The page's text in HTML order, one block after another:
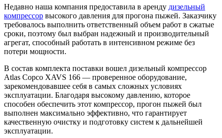
Недавно наша компания предоставила в аренду дизельный
компрессор высокого давления для прогона пыжей. Заказчику
требовалось выполнить ответственный объем работ в сжатые
сроки, поэтому был выбран надежный и производительный
агрегат, способный работать в интенсивном режиме без
потери мощности.
В состав комплекта поставки вошел дизельный компрессор
Atlas Copco XAVS 166 — проверенное оборудование,
зарекомендовавшее себя в самых сложных условиях
эксплуатации. Благодаря высокому давлению, которое
способен обеспечить этот компрессор, прогон пыжей был
выполнен максимально эффективно, что гарантирует
качественную очистку и подготовку систем к дальнейшей
эксплуатации.